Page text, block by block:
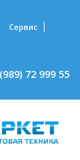
Сервис
72 999 55